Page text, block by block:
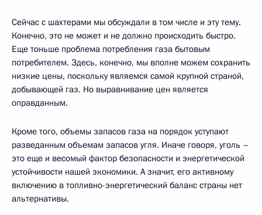
Сейчас с шахтерами мы обсуждали в том числе и эту тему.
Конечно, это не может и не должно происходить быстро.
Еще тоньше проблема потребления газа бытовым
потребителем. Здесь, конечно, мы вполне можем сохранить
низкие цены, поскольку являемся самой крупной страной,
добывающей газ. Но выравнивание цен является
оправданным.
Кроме того, объемы запасов газа на порядок уступают
разведанным объемам запасов угля. Иначе говоря, уголь –
это еще и весомый фактор безопасности и энергетической
устойчивости нашей экономики. А значит, его активному
включению в топливно-энергетический баланс страны нет
альтернативы.